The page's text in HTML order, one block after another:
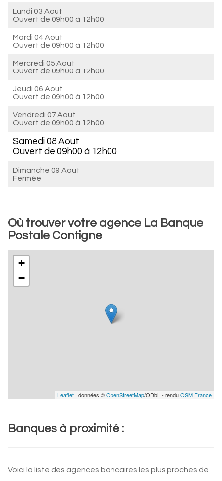
Lundi 03 Aout
Ouvert de 09h00 à 12h00
Mardi 04 Aout
Ouvert de 09h00 à 12h00
Mercredi 05 Aout
Ouvert de 09h00 à 12h00
Jeudi 06 Aout
Ouvert de 09h00 à 12h00
Vendredi 07 Aout
Ouvert de 09h00 à 12h00
Samedi 08 Aout
Ouvert de 09h00 à 12h00
Dimanche 09 Aout
Fermée
Où trouver votre agence La Banque
Postale Contigne
+
−
Leaflet | données ©OpenStreetMap/ODbL - renduOSM France
Banques à proximité :
Voici la liste des agences bancaires les plus proches de